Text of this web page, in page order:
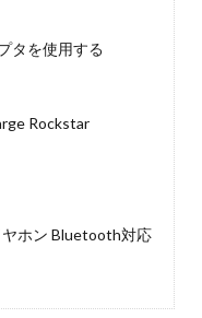
タを使用する
Rockstar
ヤホン Bluetooth対応